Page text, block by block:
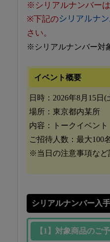
※シリアルナンバー
※下記のシリアルナ
さい。
※シリアルナンバー対
イベント概要
日時：2026年8月15日
場所：東京都内某所
内容：トークイベント
ご招待人数：最大100
※当日の注意事項など
シリアルナンバー入
【1】対象商品のご